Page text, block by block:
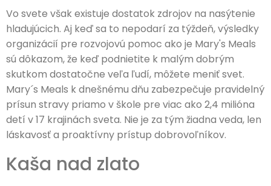
Vo svete však existuje dostatok zdrojov na nasýtenie
hladujúcich. Aj keď sa to nepodarí za týždeň, výsledky
organizácií pre rozvojovú pomoc ako je Mary's Meals
sú dôkazom, že keď podnietite k malým dobrým
skutkom dostatočne veľa ľudí, môžete meniť svet.
Mary´s Meals k dnešnému dňu zabezpečuje pravidelný
prísun stravy priamo v škole pre viac ako 2,4 milióna
detí v 17 krajinách sveta. Nie je za tým žiadna veda, len
láskavosť a proaktívny prístup dobrovoľníkov.
Kaša nad zlato